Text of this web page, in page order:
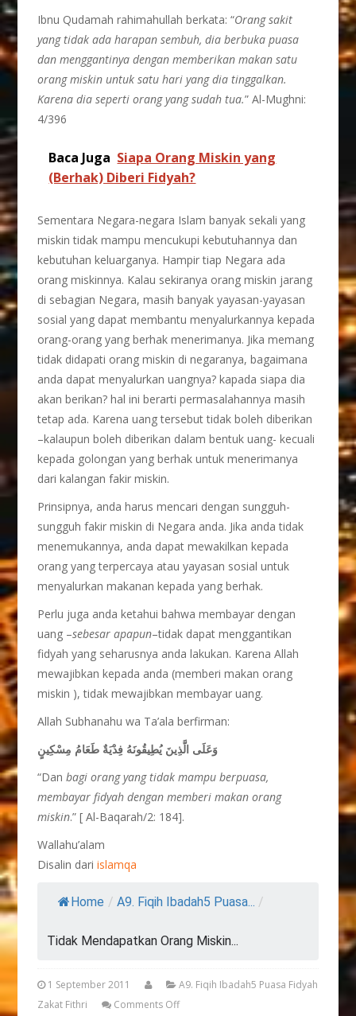
Ibnu Qudamah rahimahullah berkata: “Orang sakit
yang tidak ada harapan sembuh, dia berbuka puasa
dan menggantinya dengan memberikan makan satu
orang miskin untuk satu hari yang dia tinggalkan.
Karena dia seperti orang yang sudah tua.” Al-Mughni:
4/396
Baca Juga Siapa Orang Miskin yang
(Berhak) Diberi Fidyah?
Sementara Negara-negara Islam banyak sekali yang
miskin tidak mampu mencukupi kebutuhannya dan
kebutuhan keluarganya. Hampir tiap Negara ada
orang miskinnya. Kalau sekiranya orang miskin jarang
di sebagian Negara, masih banyak yayasan-yayasan
sosial yang dapat membantu menyalurkannya kepada
orang-orang yang berhak menerimanya. Jika memang
tidak didapati orang miskin di negaranya, bagaimana
anda dapat menyalurkan uangnya? kapada siapa dia
akan berikan? hal ini berarti permasalahannya masih
tetap ada. Karena uang tersebut tidak boleh diberikan
–kalaupun boleh diberikan dalam bentuk uang- kecuali
kepada golongan yang berhak untuk menerimanya
dari kalangan fakir miskin.
Prinsipnya, anda harus mencari dengan sungguh-
sungguh fakir miskin di Negara anda. Jika anda tidak
menemukannya, anda dapat mewakilkan kepada
orang yang terpercaya atau yayasan sosial untuk
menyalurkan makanan kepada yang berhak.
Perlu juga anda ketahui bahwa membayar dengan
uang –sebesar apapun–tidak dapat menggantikan
fidyah yang seharusnya anda lakukan. Karena Allah
mewajibkan kepada anda (memberi makan orang
miskin ), tidak mewajibkan membayar uang.
Allah Subhanahu wa Ta’ala berfirman:
وَعَلَى الَّذِينَ يُطِيقُونَهُ فِدْيَةٌ طَعَامُ مِسْكِينٍ
“Danbagi orang yang tidak mampu berpuasa,
membayar fidyah dengan memberi makan orang
miskin.” [ Al-Baqarah/2: 184].
Wallahu’alam
Disalin dariislamqa
Home / A9. Fiqih Ibadah5 Puasa... /
Tidak Mendapatkan Orang Miskin...
1 September 2011
A9. Fiqih Ibadah5 Puasa Fidyah
Zakat Fithri
Comments Off